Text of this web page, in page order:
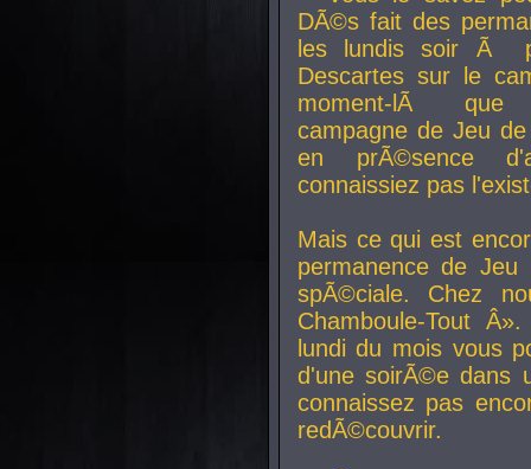
DÃ©s fait des
les lundis soir Ã
Descartes sur le
moment-lÃ que
campagne de Jeu
en prÃ©sence
connaissiez pas
Mais ce qui est
permanence de
spÃ©ciale. Chez
Chamboule-Tout
lundi du mois vous
d'une soirÃ©e dans
connaissez pas
redÃ©couvrir.